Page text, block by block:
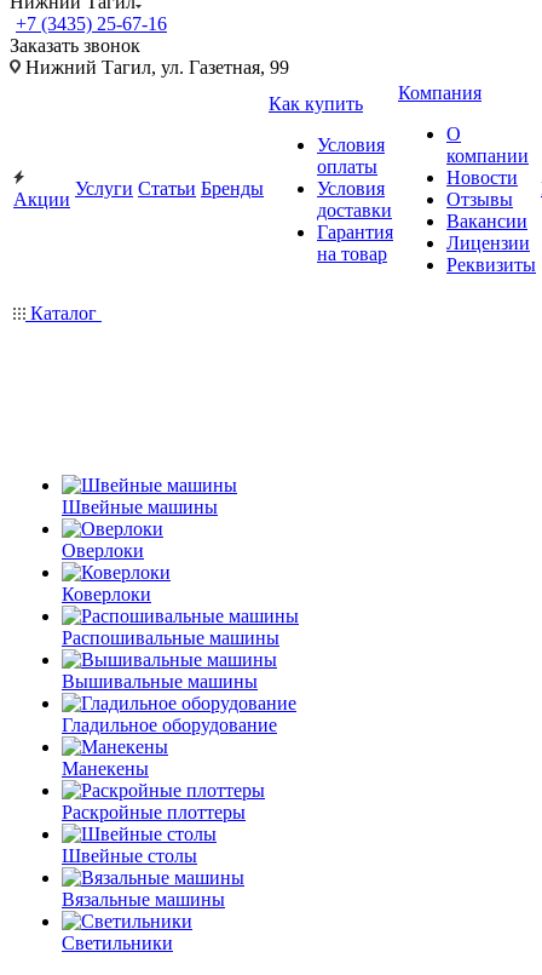
+7 (3435) 25-67-16
Заказать звонок
Нижний Тагил, ул. Газетная, 99
Акции
Услуги Статьи Бренды
Как купить
Условия
оплаты
Условия
доставки
Гарантия
на товар
Компания
О
компании
Новости
Отзывы
Вакансии
Лицензии
Реквизиты
Каталог
Швейные машины
Оверлоки
Коверлоки
Распошивальные машины
Вышивальные машины
Гладильное оборудование
Манекены
Раскройные плоттеры
Швейные столы
Вязальные машины
Светильники